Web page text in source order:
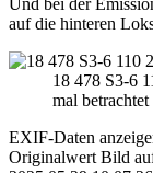
Und bei der
auf die hinteren
18 478 S3-6
mal betrachtet
EXIF-Daten
Originalwert Bild